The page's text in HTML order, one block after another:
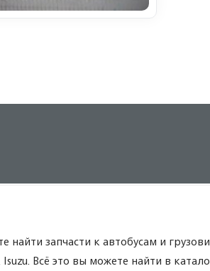
запчасти к автобусам и
Всё это вы можете найти в